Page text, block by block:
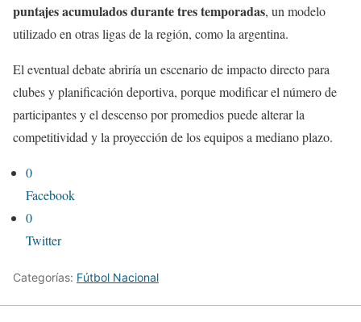
puntajes acumulados durante tres temporadas, un modelo
utilizado en otras ligas de la región, como la argentina.
El eventual debate abriría un escenario de impacto directo para
clubes y planificación deportiva, porque modificar el número de
participantes y el descenso por promedios puede alterar la
competitividad y la proyección de los equipos a mediano plazo.
0
Facebook
0
Twitter
Categorías: Fútbol Nacional